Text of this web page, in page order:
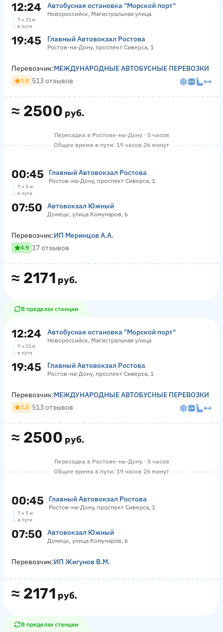
12:24 Автобусная остановка "Морской порт"
Новороссийск, Магистральная улица
7 ч 21 м
в пути
19:45 Главный Автовокзал Ростова
Ростов-на-Дону, проспект Сиверса, 1
≈ 2500 руб.
Перевозчик:МЕЖДУНАРОДНЫЕ АВТОБУСНЫЕ ПЕРЕВОЗКИ
3.8 513 отзывов
Пересадка в Ростове-на-Дону · 5 часов
Общее время в пути: 19 часов 26 минут
00:45 Главный Автовокзал Ростова
Ростов-на-Дону, проспект Сиверса, 1
7 ч 5 м
в пути
07:50 Автовокзал Южный
Донецк, улица Комунаров, 6
≈ 2171 руб.
Перевозчик:ИП Меринцов А.А.
4.9 17 отзывов
В пределах станции
12:24 Автобусная остановка "Морской порт"
Новороссийск, Магистральная улица
7 ч 21 м
в пути
19:45 Главный Автовокзал Ростова
Ростов-на-Дону, проспект Сиверса, 1
≈ 2500 руб.
Перевозчик:МЕЖДУНАРОДНЫЕ АВТОБУСНЫЕ ПЕРЕВОЗКИ
3.8 513 отзывов
Пересадка в Ростове-на-Дону · 5 часов
Общее время в пути: 19 часов 26 минут
00:45 Главный Автовокзал Ростова
Ростов-на-Дону, проспект Сиверса, 1
7 ч 5 м
в пути
07:50 Автовокзал Южный
Донецк, улица Комунаров, 6
≈ 2171 руб.
Перевозчик:ИП Жигунов В.М.
В пределах станции